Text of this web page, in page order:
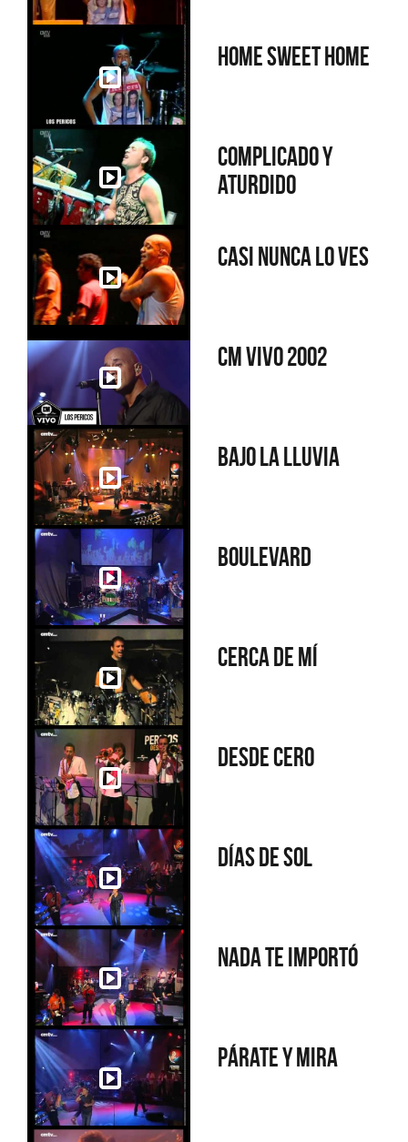
Home sweet home
Complicado y
aturdido
Casi nunca lo ves
CM Vivo 2002
Bajo la lluvia
Boulevard
Cerca de mí
Desde cero
Días de sol
Nada te importó
Párate y mira